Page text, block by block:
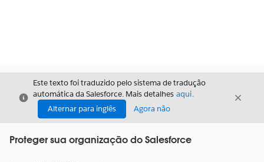
Fechar
Este texto foi traduzido pelo sistema de tradução
automática da Salesforce. Mais detalhes aqui.
Alternar para inglês
Agora não
Fechar
Proteger sua organização do Salesforce